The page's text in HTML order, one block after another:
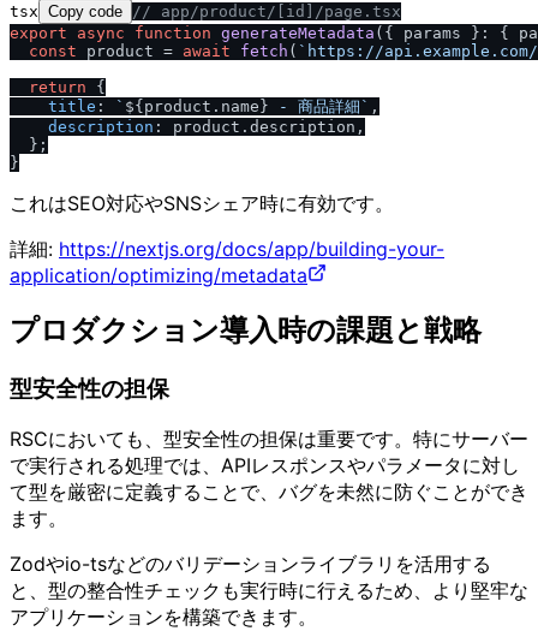
tsx Copy code / / app /product / [id] /page.tsx
export
async function generateMetadata ( { params }: {
const product = await fetch ( `https: / /api.example.com/
return {
title : ` ${product.name} - 商品詳細` ,
description : product. description ,
  };
これはSEO対応やSNSシェア時に有効です。
詳細: https://nextjs.org/docs/app/building-your-
application/optimizing/metadata
プロダクション導入時の課題と戦略
型安全性の担保
RSCにおいても、型安全性の担保は重要です。特にサーバー
で実行される処理では、APIレスポンスやパラメータに対し
て型を厳密に定義することで、バグを未然に防ぐことができ
ます。
Zodやio-tsなどのバリデーションライブラリを活用する
と、型の整合性チェックも実行時に行えるため、より堅牢な
アプリケーションを構築できます。